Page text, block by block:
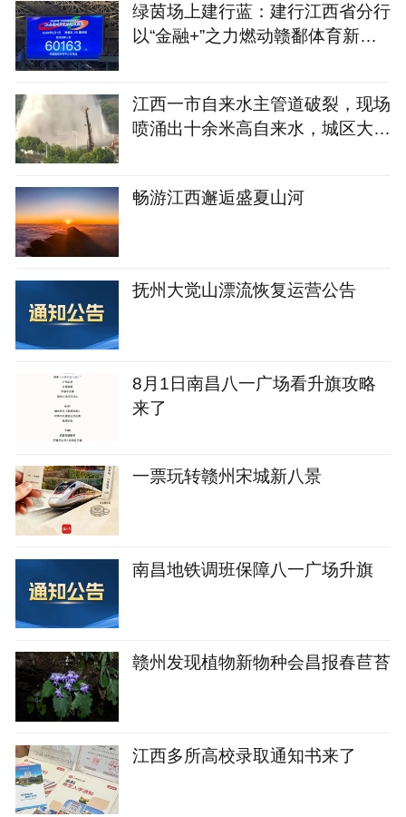
绿茵场上建行蓝：建行江西省分行
以“金融+”之力燃动赣鄱体育新热
江西一市自来水主管道破裂，现场
喷涌出十余米高自来水，城区大面
畅游江西邂逅盛夏山河
抚州大觉山漂流恢复运营公告
8月1日南昌八一广场看升旗攻略
来了
一票玩转赣州宋城新八景
南昌地铁调班保障八一广场升旗
赣州发现植物新物种会昌报春苣苔
江西多所高校录取通知书来了